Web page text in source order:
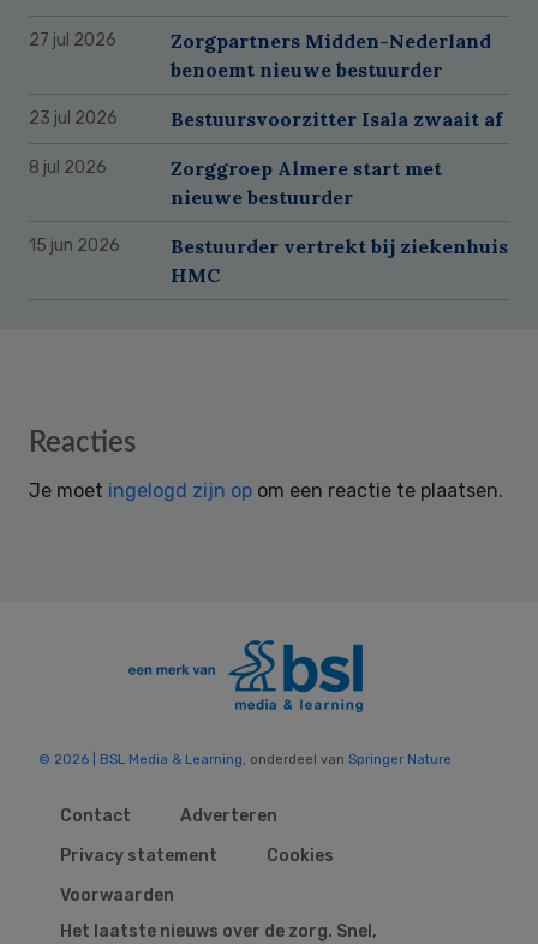
27 jul 2026
Zorgpartners Midden-Nederland
benoemt nieuwe bestuurder
23 jul 2026 Bestuursvoorzitter Isala zwaait af
8 jul 2026
Zorggroep Almere start met
nieuwe bestuurder
15 jun 2026
Bestuurder vertrekt bij ziekenhuis
HMC
Reader
Reacties
Je moet ingelogd zijn op om een reactie te plaatsen.
© 2026 | BSL Media & Learning, onderdeel van Springer Nature
Contact
Adverteren
Privacy statement
Cookies
Voorwaarden
Het laatste nieuws over de zorg. Snel,